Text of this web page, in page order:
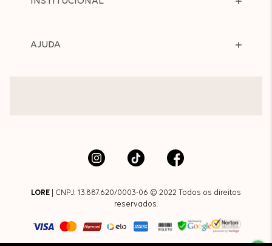
AJUDA
LORE | CNPJ: 13.887.620/0003-06 © 2022 Todos os direitos
reservados.